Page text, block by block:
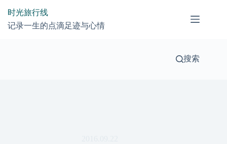
时光旅行线
记录一生的点滴足迹与心情
搜索